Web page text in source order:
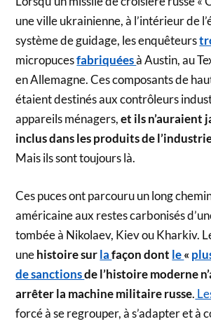
une ville ukrainienne, à l’intérieur de
système de guidage, les enquêteurs
micropucesfabriquéesà Austin, au
en Allemagne. Ces composants de
étaient destinés aux contrôleurs
appareils ménagers,et ils n’auraient
inclus dans les produits de
Mais ils sont toujours là.
Ces puces ont parcouru un long
américaine aux restes carbonisés
tombée à Nikolaev, Kiev ou Kharkiv.
unehistoire surlafaçon dont le«
de sanctionsde l’histoire moderne
arrêter la machine militaire russe.
forcé à se regrouper, à s’adapter et à